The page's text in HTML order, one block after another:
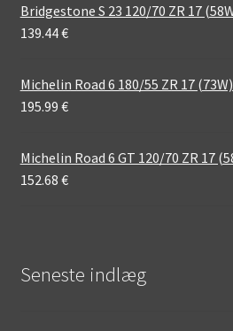
Bridgestone S 23 120/70 ZR 17
139.44€
Michelin Road 6 180/55 ZR 17
195.99 €
Michelin Road 6 GT 120/70 ZR 17
152.68 €
Seneste indlæg